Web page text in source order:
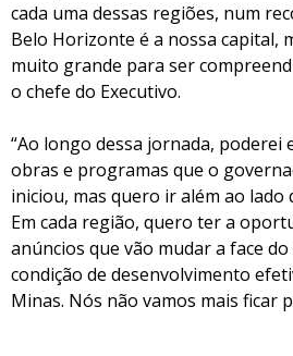
cada uma dessas regiões, num
Belo Horizonte é a nossa capital,
muito grande para ser
o chefe do Executivo.
“Ao longo dessa jornada, poderei
obras e programas que o
iniciou, mas quero ir além ao lado
Em cada região, quero ter a
anúncios que vão mudar a face
condição de desenvolvimento
Minas. Nós não vamos mais ficar